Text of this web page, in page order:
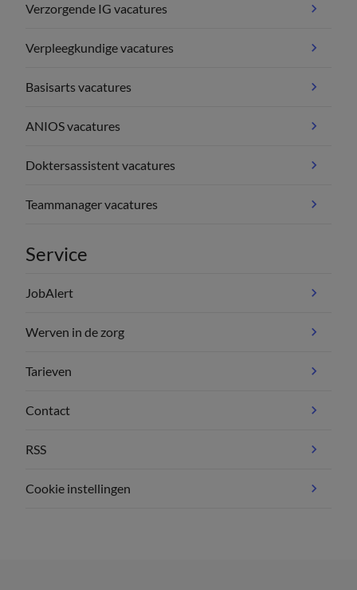
Verzorgende IG vacatures
Verpleegkundige vacatures
Basisarts vacatures
ANIOS vacatures
Doktersassistent vacatures
Teammanager vacatures
Service
JobAlert
Werven in de zorg
Tarieven
Contact
RSS
Cookie instellingen